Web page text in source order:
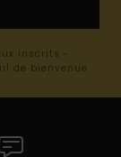
inscrits -
de bienvenue